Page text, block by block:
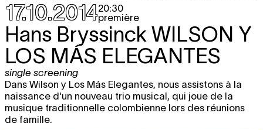
17.10.201420:30
première
Hans Bryssinck WILSON Y
LOS MÁS ELEGANTES
single screening
Dans Wilson y Los Más Elegantes, nous assistons à la
naissance d'un nouveau trio musical, qui joue de la
musique traditionnelle colombienne lors des réunions
de famille.